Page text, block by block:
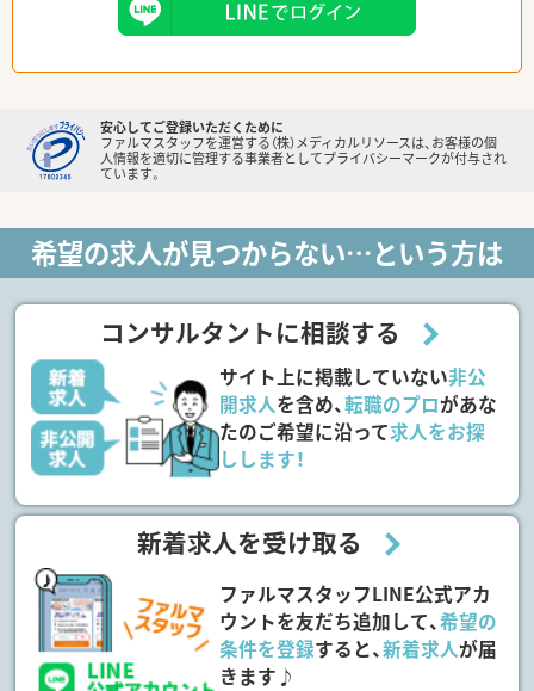
安心してご登録いただくために
ファルマスタッフを運営する（株）メディカルリソースは、お客様の個
人情報を適切に管理する事業者としてプライバシーマークが付与され
ています。
希望の求人が見つからない…という方は
コンサルタントに相談する
サイト上に掲載していない非公
開求人を含め、転職のプロがあな
たのご希望に沿って求人をお探
しします！
新着求人を受け取る
ファルマスタッフLINE公式アカ
ウントを友だち追加して、希望の
条件を登録すると、新着求人が届
きます♪